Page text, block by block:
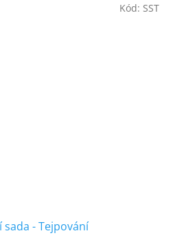
sada - Tejpování
Kód: SST